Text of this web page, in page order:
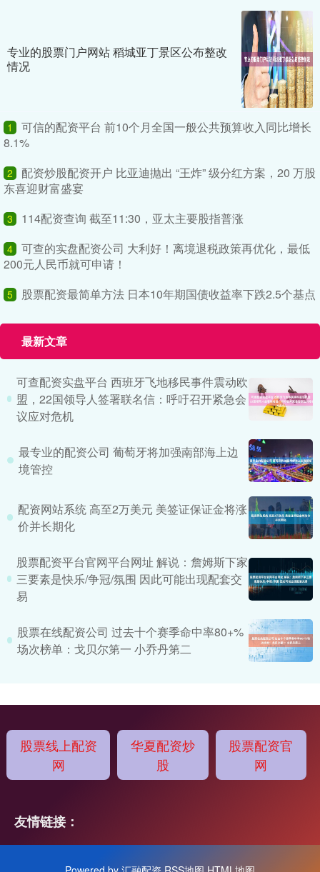
专业的股票门户网站 稻城亚丁景区公布整改
情况
1
可信的配资平台 前10个月全国一般公共预算收入同比增长
8.1%
2
配资炒股配资开户 比亚迪抛出 “王炸” 级分红方案，20 万股
东喜迎财富盛宴
3 114配资查询 截至11:30，亚太主要股指普涨
4 可查的实盘配资公司 大利好！离境退税政策再优化，最低
200元人民币就可申请！
5 股票配资最简单方法 日本10年期国债收益率下跌2.5个基点
最新文章
可查配资实盘平台 西班牙飞地移民事件震动欧
盟，22国领导人签署联名信：呼吁召开紧急会
议应对危机
最专业的配资公司 葡萄牙将加强南部海上边
境管控
配资网站系统 高至2万美元 美签证保证金将涨
价并长期化
股票配资平台官网平台网址 解说：詹姆斯下家
三要素是快乐/争冠/氛围 因此可能出现配套交
易
股票在线配资公司 过去十个赛季命中率80+%
场次榜单：戈贝尔第一 小乔丹第二
股票线上配资
网
华夏配资炒
股
股票配资官
网
友情链接：